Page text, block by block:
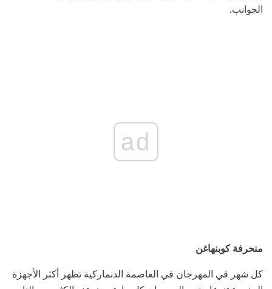
الجوانب.
ad
منحرفة كوبنهاغن
كل شهر في المهرجان في العاصمة الدنماركية تظهر أكثر الأجهزة